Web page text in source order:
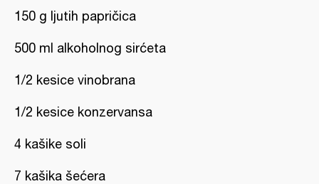
150 g ljutih papričica
500 ml alkoholnog sirćeta
1/2 kesice vinobrana
1/2 kesice konzervansa
4 kašike soli
7 kašika šećera